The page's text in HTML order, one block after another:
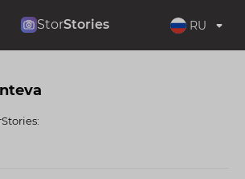
StorStories RU